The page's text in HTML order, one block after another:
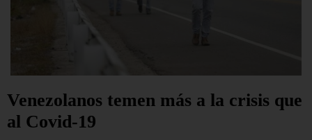
Venezolanos temen más a la crisis que
al Covid-19